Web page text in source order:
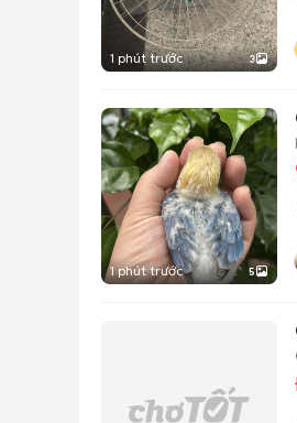
1 phút trước 3
1 phút trước 5